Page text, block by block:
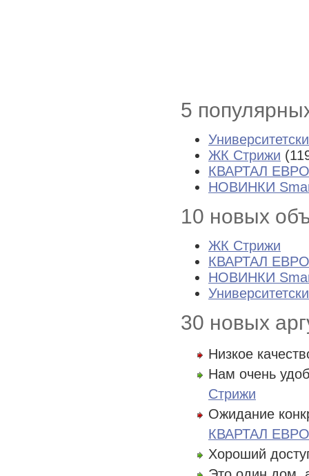
5
ЖК Стрижи
КВАРТАЛ
НОВИНКИ
10 новых
ЖК Стрижи
КВАРТАЛ
НОВИНКИ
30 новых
Низкое
Нам очень
Стрижи
Ожидание
КВАРТАЛ
Хороший